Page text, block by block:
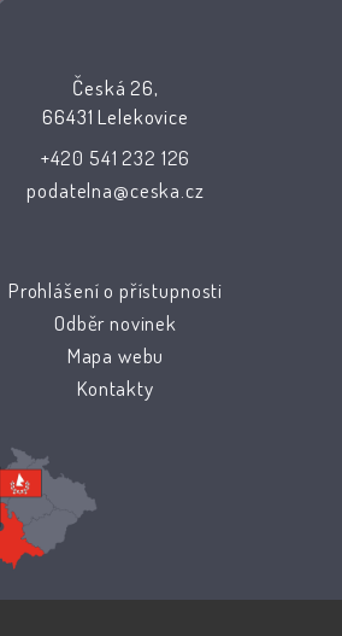
Česká 26,
66431 Lelekovice
+420 541 232 126
podatelna@ceska.cz
Prohlášení o přístupnosti
Odběr novinek
Mapa webu
Kontakty